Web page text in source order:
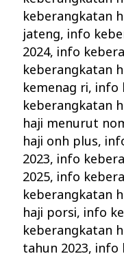
keberangkatan
jateng, info
2024, info
keberangkatan
kemenag ri, info
keberangkatan
haji menurut
haji onh plus,
2023, info
2025, info
keberangkatan
haji porsi, info
keberangkatan
tahun 2023, info